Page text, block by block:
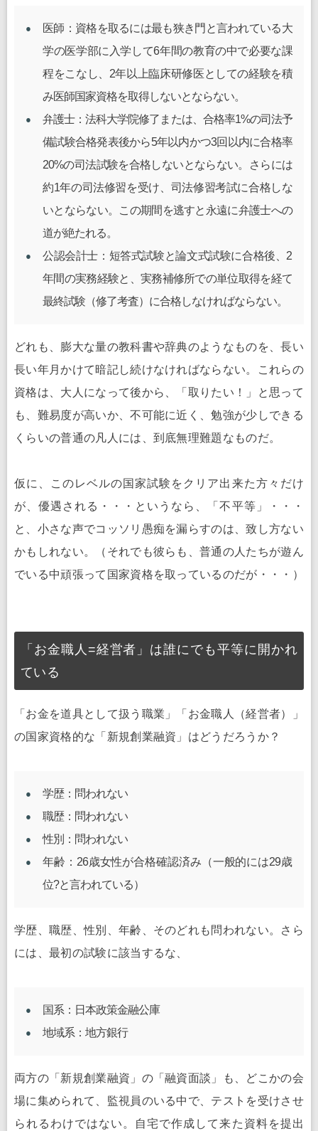
医師：資格を取るには最も狭き門と言われている大
学の医学部に入学して6年間の教育の中で必要な課
程をこなし、2年以上臨床研修医としての経験を積
み医師国家資格を取得しないとならない。
弁護士：法科大学院修了または、合格率1%の司法予
備試験合格発表後から5年以内かつ3回以内に合格率
20%の司法試験を合格しないとならない。さらには
約1年の司法修習を受け、司法修習考試に合格しな
いとならない。この期間を逃すと永遠に弁護士への
道が絶たれる。
公認会計士：短答式試験と論文式試験に合格後、2
年間の実務経験と、実務補修所での単位取得を経て
最終試験（修了考査）に合格しなければならない。
どれも、膨大な量の教科書や辞典のようなものを、長い
長い年月かけて暗記し続けなければならない。これらの
資格は、大人になって後から、「取りたい！」と思って
も、難易度が高いか、不可能に近く、勉強が少しできる
くらいの普通の凡人には、到底無理難題なものだ。
仮に、このレベルの国家試験をクリア出来た方々だけ
が、優遇される・・・というなら、「不平等」・・・
と、小さな声でコッソリ愚痴を漏らすのは、致し方ない
かもしれない。（それでも彼らも、普通の人たちが遊ん
でいる中頑張って国家資格を取っているのだが・・・）
「お金職人=経営者」は誰にでも平等に開かれ
ている
「お金を道具として扱う職業」「お金職人（経営者）」
の国家資格的な「新規創業融資」はどうだろうか？
学歴：問われない
職歴：問われない
性別：問われない
年齢：26歳女性が合格確認済み（一般的には29歳
位?と言われている）
学歴、職歴、性別、年齢、そのどれも問われない。さら
には、最初の試験に該当するな、
国系：日本政策金融公庫
地域系：地方銀行
両方の「新規創業融資」の「融資面談」も、どこかの会
場に集められて、監視員のいる中で、テストを受けさせ
られるわけではない。自宅で作成して来た資料を提出